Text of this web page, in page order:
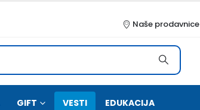
Naše prodavnice
GIFT VESTI EDUKACIJA